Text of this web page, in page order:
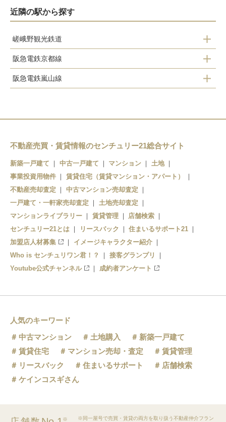
近隣の駅から探す
嵯峨野観光鉄道
トロッコ保津峡駅
阪急電鉄京都線
桂駅
阪急電鉄嵐山線
上桂駅
松尾大社駅
嵐山駅
不動産売買・賃貸情報のセンチュリー21総合サイト
新築一戸建て 中古一戸建て マンション
土地
事業投資用物件
賃貸住宅（賃貸マンション・アパート）
不動産売却査定
中古マンション売却査定
一戸建て・一軒家売却査定
土地売却査定
マンションライブラリー
賃貸管理
店舗検索
センチュリー21とは
リースバック
住まいるサポート21
加盟店人材募集
イメージキャラクター紹介
Who is センチュリワン君！？
接客グランプリ
Youtube公式チャンネル
成約者アンケート
人気のキーワード
中古マンション
土地購入
新築一戸建て
賃貸住宅
マンション売却・査定
賃貸管理
リースバック
住まいるサポート
店舗検索
ケインコスギさん
※ ※同一屋号で売買・賃貸の両方を取り扱う不動産仲介フラン